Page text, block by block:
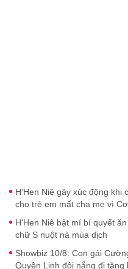
H'Hen Niê gây xúc động khi
cho trẻ em mất cha mẹ vì
H'Hen Niê bật mí bí quyết
chữ S nuột nà mùa dịch
Showbiz 10/8: Con gái
Quyền Linh đội nắng đi